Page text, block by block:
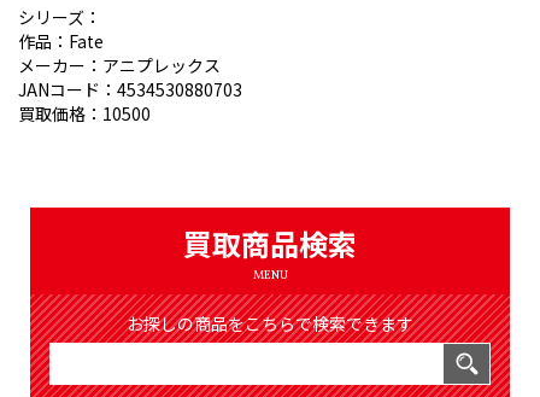
DELIVERY PURCHASE
買取お申し込み
ASSESSMENT
シリーズ：
作品：Fate
メーカー：アニプレックス
JANコード：4534530880703
買取価格：10500
買取商品検索
MENU
お探しの商品をこちらで検索できます